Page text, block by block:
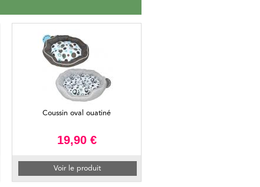
Coussin oval ouatiné
19,90 €
Voir le produit